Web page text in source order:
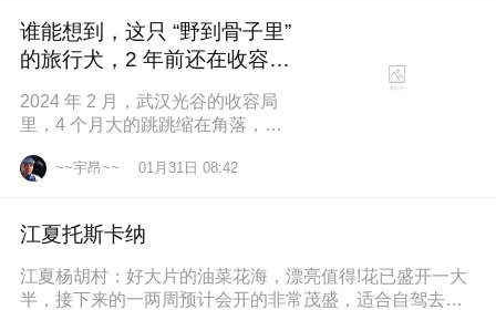
谁能想到，这只 “野到骨子里”
的旅行犬，2 年前还在收容所
2024 年 2 月，武汉光谷的收容局
里，4 个月大的跳跳缩在角落，土
的眼睛怯生生望着来人。我们俱乐
~~宇昂~~ 01月31日 08:42
江夏托斯卡纳
江夏杨胡村：好大片的油菜花海，漂亮值得!花已盛开一大
半，接下来的一两周预计会开的非常茂盛，适合自驾去拍